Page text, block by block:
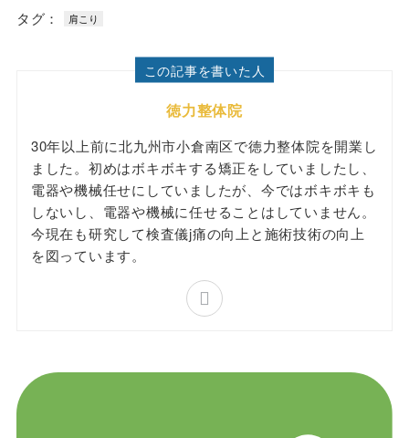
タグ： 肩こり
この記事を書いた人
徳力整体院
30年以上前に北九州市小倉南区で徳力整体院を開業し
ました。初めはボキボキする矯正をしていましたし、
電器や機械任せにしていましたが、今ではボキボキも
しないし、電器や機械に任せることはしていません。
今現在も研究して検査儀j痛の向上と施術技術の向上
を図っています。